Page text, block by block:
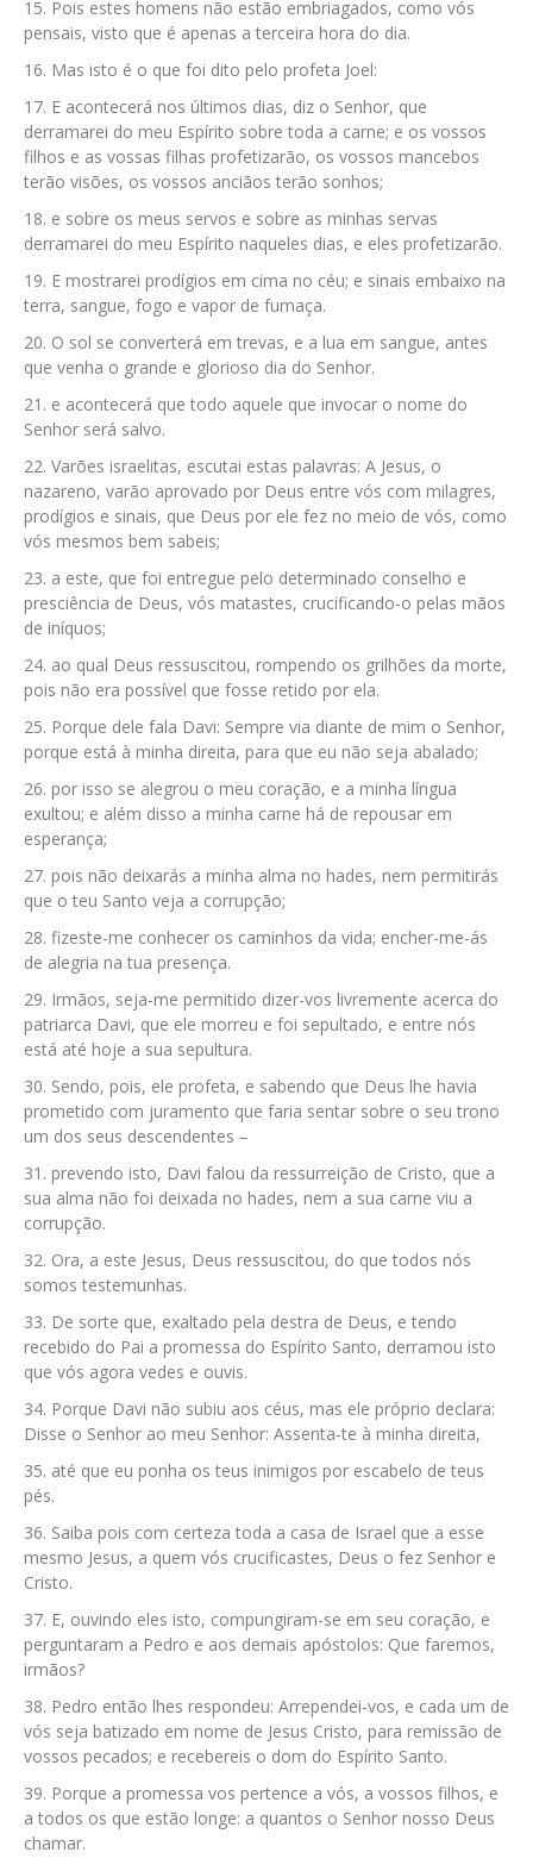
Pois estes homens não estão embriagados, como vós
pensais, visto que é apenas a terceira hora do dia.
Mas isto é o que foi dito pelo profeta Joel:
E acontecerá nos últimos dias, diz o Senhor, que
derramarei do meu Espírito sobre toda a carne; e os vossos
filhos e as vossas filhas profetizarão, os vossos mancebos
terão visões, os vossos anciãos terão sonhos;
e sobre os meus servos e sobre as minhas servas
derramarei do meu Espírito naqueles dias, e eles profetizarão.
E mostrarei prodígios em cima no céu; e sinais embaixo na
terra, sangue, fogo e vapor de fumaça.
O sol se converterá em trevas, e a lua em sangue, antes
que venha o grande e glorioso dia do Senhor.
e acontecerá que todo aquele que invocar o nome do
Senhor será salvo.
Varões israelitas, escutai estas palavras: A Jesus, o
nazareno, varão aprovado por Deus entre vós com milagres,
prodígios e sinais, que Deus por ele fez no meio de vós, como
vós mesmos bem sabeis;
a este, que foi entregue pelo determinado conselho e
presciência de Deus, vós matastes, crucificando-o pelas mãos
de iníquos;
ao qual Deus ressuscitou, rompendo os grilhões da morte,
pois não era possível que fosse retido por ela.
Porque dele fala Davi: Sempre via diante de mim o Senhor,
porque está à minha direita, para que eu não seja abalado;
por isso se alegrou o meu coração, e a minha língua
exultou; e além disso a minha carne há de repousar em
esperança;
pois não deixarás a minha alma no hades, nem permitirás
que o teu Santo veja a corrupção;
fizeste-me conhecer os caminhos da vida; encher-me-ás
de alegria na tua presença.
Irmãos, seja-me permitido dizer-vos livremente acerca do
patriarca Davi, que ele morreu e foi sepultado, e entre nós
está até hoje a sua sepultura.
Sendo, pois, ele profeta, e sabendo que Deus lhe havia
prometido com juramento que faria sentar sobre o seu trono
um dos seus descendentes –
prevendo isto, Davi falou da ressurreição de Cristo, que a
sua alma não foi deixada no hades, nem a sua carne viu a
corrupção.
Ora, a este Jesus, Deus ressuscitou, do que todos nós
somos testemunhas.
De sorte que, exaltado pela destra de Deus, e tendo
recebido do Pai a promessa do Espírito Santo, derramou isto
que vós agora vedes e ouvis.
Porque Davi não subiu aos céus, mas ele próprio declara:
Disse o Senhor ao meu Senhor: Assenta-te à minha direita,
até que eu ponha os teus inimigos por escabelo de teus
pés.
Saiba pois com certeza toda a casa de Israel que a esse
mesmo Jesus, a quem vós crucificastes, Deus o fez Senhor e
Cristo.
E, ouvindo eles isto, compungiram-se em seu coração, e
perguntaram a Pedro e aos demais apóstolos: Que faremos,
irmãos?
Pedro então lhes respondeu: Arrependei-vos, e cada um de
vós seja batizado em nome de Jesus Cristo, para remissão de
vossos pecados; e recebereis o dom do Espírito Santo.
Porque a promessa vos pertence a vós, a vossos filhos, e
a todos os que estão longe: a quantos o Senhor nosso Deus
chamar.